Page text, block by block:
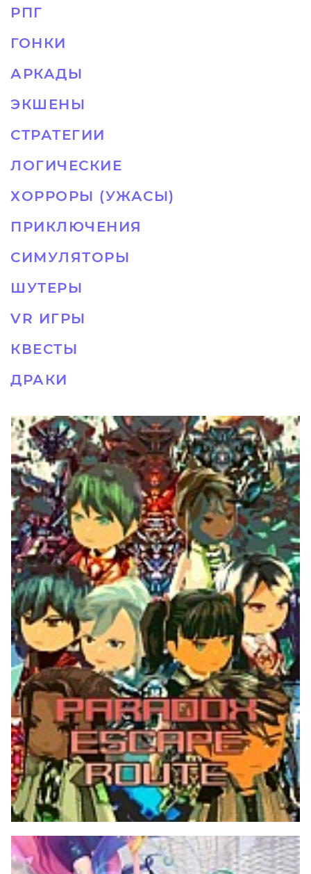
РПГ
ГОНКИ
АРКАДЫ
ЭКШЕНЫ
СТРАТЕГИИ
ЛОГИЧЕСКИЕ
ХОРРОРЫ (УЖАСЫ)
ПРИКЛЮЧЕНИЯ
СИМУЛЯТОРЫ
ШУТЕРЫ
VR ИГРЫ
КВЕСТЫ
ДРАКИ